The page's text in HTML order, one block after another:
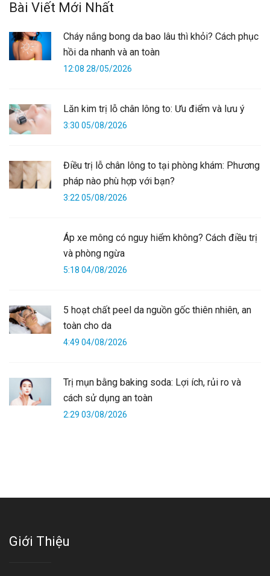
Bài Viết Mới Nhất
Cháy nắng bong da bao lâu thì khỏi? Cách phục
hồi da nhanh và an toàn
12:08 28/05/2026
Lăn kim trị lỗ chân lông to: Ưu điểm và lưu ý
3:30 05/08/2026
Điều trị lỗ chân lông to tại phòng khám: Phương
pháp nào phù hợp với bạn?
3:22 05/08/2026
Áp xe mông có nguy hiểm không? Cách điều trị
và phòng ngừa
5:18 04/08/2026
5 hoạt chất peel da nguồn gốc thiên nhiên, an
toàn cho da
4:49 04/08/2026
Trị mụn bằng baking soda: Lợi ích, rủi ro và
cách sử dụng an toàn
2:29 03/08/2026
Giới Thiệu